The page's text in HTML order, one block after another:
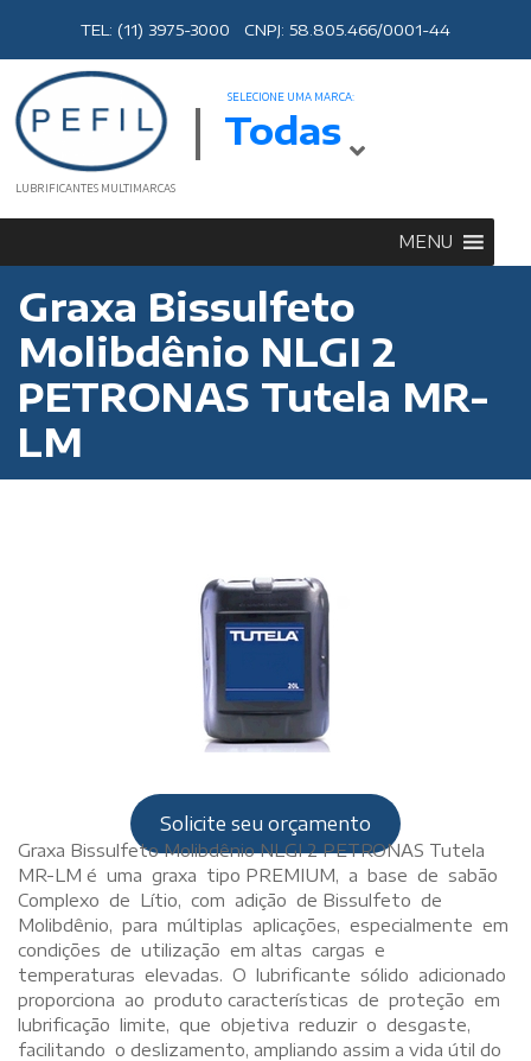
TEL: (11) 3975-3000 CNPJ: 58.805.466/0001-44
LUBRIFICANTES MULTIMARCAS
SELECIONE UMA MARCA:
Todas
MENU
Graxa Bissulfeto
Molibdênio NLGI 2
PETRONAS Tutela MR-
LM
Solicite seu orçamento
Graxa Bissulfeto Molibdênio NLGI 2 PETRONAS Tutela
MR-LM é uma graxa tipo PREMIUM, a base de sabão
Complexo de Lítio, com adição de Bissulfeto de
Molibdênio, para múltiplas aplicações, especialmente em
condições de utilização em altas cargas e
temperaturas elevadas. O lubrificante sólido adicionado
proporciona ao produto características de proteção em
lubrificação limite, que objetiva reduzir o desgaste,
facilitando o deslizamento, ampliando assim a vida útil do